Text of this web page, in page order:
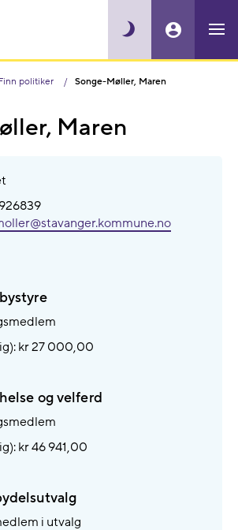
politiker Songe-Møller, Maren
Maren
kr 27 000,00
og velferd
kr 46 941,00
i utvalg